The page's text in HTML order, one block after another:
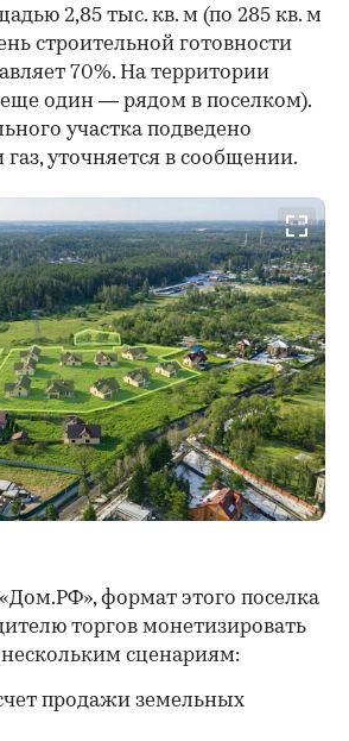
2,85 тыс. кв. м (по 285 кв. м
строительной готовности
70%. На территории
еще один — рядом в поселком).
участка подведено
газ, уточняется в сообщении.
формат этого поселка
торгов монетизировать
нескольким сценариям:
продажи земельных